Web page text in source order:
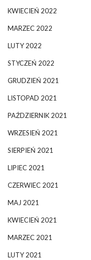
KWIECIEŃ 2022
MARZEC 2022
LUTY 2022
STYCZEŃ 2022
GRUDZIEŃ 2021
LISTOPAD 2021
PAŹDZIERNIK 2021
WRZESIEŃ 2021
SIERPIEŃ 2021
LIPIEC 2021
CZERWIEC 2021
MAJ 2021
KWIECIEŃ 2021
MARZEC 2021
LUTY 2021